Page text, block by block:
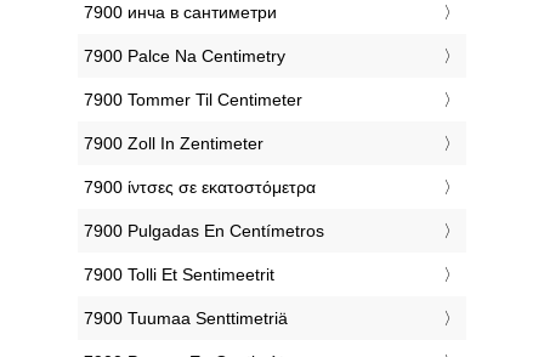
‎7900 инча в сантиметри
‎7900 Palce Na Centimetry
‎7900 Tommer Til Centimeter
‎7900 Zoll In Zentimeter
‎7900 ίντσες σε εκατοστόμετρα
‎7900 Pulgadas En Centímetros
‎7900 Tolli Et Sentimeetrit
‎7900 Tuumaa Senttimetriä